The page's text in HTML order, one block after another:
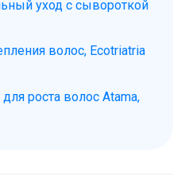
уход с сывороткой
волос, Ecotriatria
роста волос Atama,